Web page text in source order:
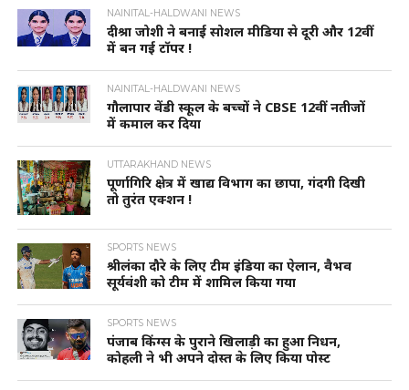
NAINITAL-HALDWANI NEWS
दीश्रा जोशी ने बनाई सोशल मीडिया से दूरी और 12वीं
में बन गई टॉपर !
NAINITAL-HALDWANI NEWS
गौलापार वेंडी स्कूल के बच्चों ने CBSE 12वीं नतीजों
में कमाल कर दिया
UTTARAKHAND NEWS
पूर्णागिरि क्षेत्र में खाद्य विभाग का छापा, गंदगी दिखी
तो तुरंत एक्शन !
SPORTS NEWS
श्रीलंका दौरे के लिए टीम इंडिया का ऐलान, वैभव
सूर्यवंशी को टीम में शामिल किया गया
SPORTS NEWS
पंजाब किंग्स के पुराने खिलाड़ी का हुआ निधन,
कोहली ने भी अपने दोस्त के लिए किया पोस्ट